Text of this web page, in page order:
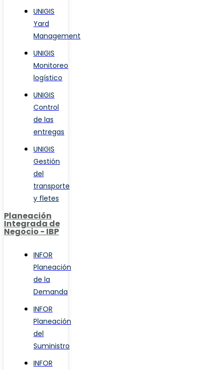
UNIGIS
Yard
Management
UNIGIS
Monitoreo
logístico
UNIGIS
Control
de las
entregas
UNIGIS
Gestión
del
transporte
y fletes
Planeación
Integrada de
Negocio - IBP
INFOR
Planeación
de la
Demanda
INFOR
Planeación
del
Suministro
INFOR